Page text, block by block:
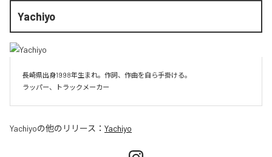
Yachiyo
長崎県出身1998年生まれ。作詞、作曲を自ら手掛ける。
Yachiyoの他のリリース： Yachiyo